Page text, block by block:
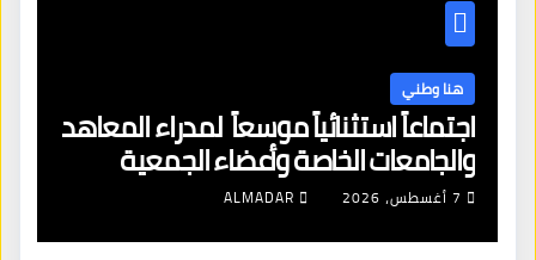
هنا وطني
اجتماعاً استثنائياً موسعاً لمدراء المعاهد
والجامعات الخاصة وأعضاء الجمعية
العمومية للنقابة العامة لمؤسسات
التعليم والتدريب الخاص في ليبيا
7 أغسطس، 2026 ALMADAR